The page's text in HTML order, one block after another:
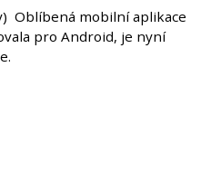
Oblíbená mobilní aplikace
pro Android, je nyní